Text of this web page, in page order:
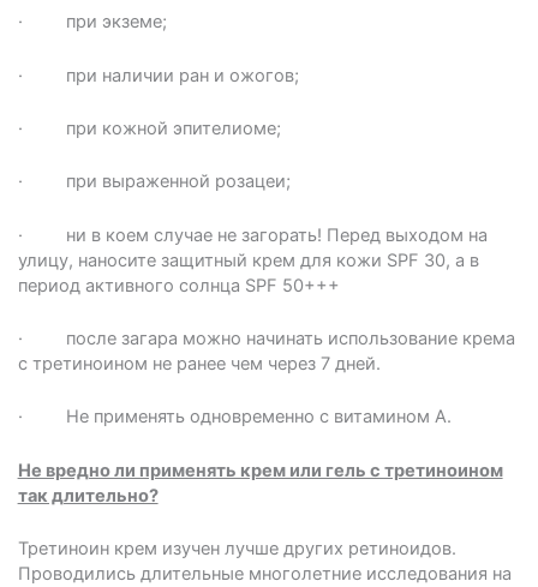
· при экземе;
· при наличии ран и ожогов;
· при кожной эпителиоме;
· при выраженной розацеи;
· ни в коем случае не загорать! Перед выходом на
улицу, наносите защитный крем для кожи SPF 30, а в
период активного солнца SPF 50+++
· после загара можно начинать использование крема
с третиноином не ранее чем через 7 дней.
· Не применять одновременно с витамином А.
Не вредно ли применять крем или гель с третиноином
так длительно?
Третиноин крем изучен лучше других ретиноидов.
Проводились длительные многолетние исследования на